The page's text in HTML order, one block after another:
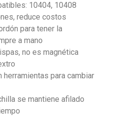
10404, 10408
reduce costos
para tener la
a mano
no es magnética
herramientas para cambiar
se mantiene afilado